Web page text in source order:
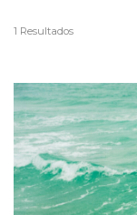
1 Resultados